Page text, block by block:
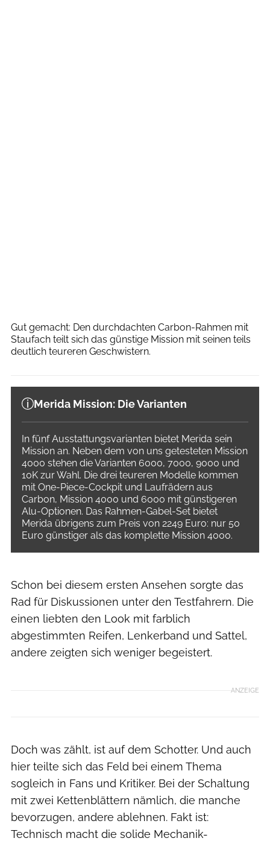
Gut gemacht: Den durchdachten Carbon-Rahmen mit
Staufach teilt sich das günstige Mission mit seinen teils
deutlich teureren Geschwistern.
Merida Mission: Die Varianten
In fünf Ausstattungsvarianten bietet Merida sein
Mission an. Neben dem von uns getesteten Mission
4000 stehen die Varianten 6000, 7000, 9000 und
10K zur Wahl. Die drei teureren Modelle kommen
mit One-Piece-Cockpit und Laufrädern aus
Carbon, Mission 4000 und 6000 mit günstigeren
Alu-Optionen. Das Rahmen-Gabel-Set bietet
Merida übrigens zum Preis von 2249 Euro: nur 50
Euro günstiger als das komplette Mission 4000.
Schon bei diesem ersten Ansehen sorgte das
Rad für Diskussionen unter den Testfahrern. Die
einen liebten den Look mit farblich
abgestimmten Reifen, Lenkerband und Sattel,
andere zeigten sich weniger begeistert.
ANZEIGE
Doch was zählt, ist auf dem Schotter. Und auch
hier teilte sich das Feld bei einem Thema
sogleich in Fans und Kritiker. Bei der Schaltung
mit zwei Kettenblättern nämlich, die manche
bevorzugen, andere ablehnen. Fakt ist:
Technisch macht die solide Mechanik-